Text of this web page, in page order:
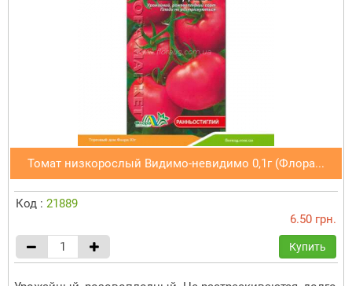
Томат низкорослый Видимо-невидимо 0,1г (Флора...
Код : 21889
6.50 грн.
Купить